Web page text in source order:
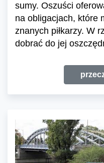
sumy. Oszuści
na obligacjach, które
znanych piłkarzy. W
dobrać do jej